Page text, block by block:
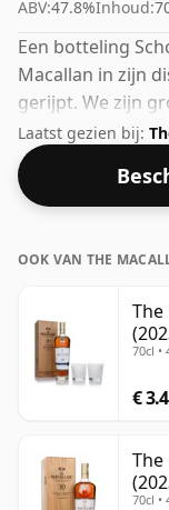
ABV:47.8%Inhoud:
Een botteling
Macallan in zijn
gerijpt. We zijn
sterkte is
nette 47,8%.
Laatst gezien bij:
OOK VAN THE
The
70cl •
€
The
70cl •